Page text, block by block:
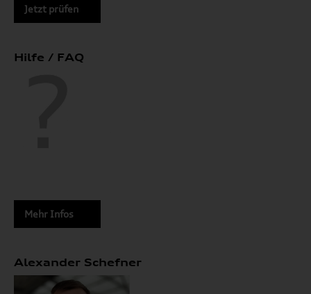
Jetzt prüfen
Hilfe / FAQ
Mehr Infos
Alexander Schefner